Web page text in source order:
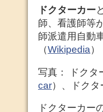
ドクターカー
師、看護師等
師派遣用自動
（Wikipedia）
写真： ドクタ
car）、ドク
ドクターカー